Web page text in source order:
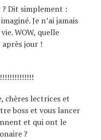
? Dit simplement :
Je n’ai jamais
WOW, quelle
après jour !
chères lectrices et
boss et vous lancer
et qui ont le
?